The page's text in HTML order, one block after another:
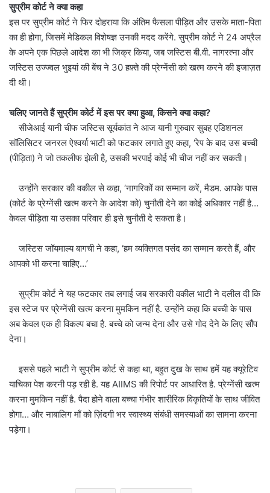
सुप्रीम कोर्ट ने क्या कहा
इस पर सुप्रीम कोर्ट ने फिर दोहराया कि अंतिम फैसला पीड़ित और उसके माता-पिता
का ही होगा, जिसमें मेडिकल विशेषज्ञ उनकी मदद करेंगे. सुप्रीम कोर्ट ने 24 अप्रैल
के अपने एक पिछले आदेश का भी जिक्र किया, जब जस्टिस बी.वी. नागरत्ना और
जस्टिस उज्ज्वल भुइयां की बेंच ने 30 हफ़्ते की प्रेग्नेंसी को खत्म करने की इजाज़त
दी थी।
चलिए जानते हैं सुप्रीम कोर्ट में इस पर क्या हुआ, किसने क्या कहा?
सीजेआई यानी चीफ जस्टिस सूर्यकांत ने आज यानी गुरुवार सुबह एडिशनल
सॉलिसिटर जनरल ऐश्वर्या भाटी को फटकार लगाते हुए कहा, ‘रेप के बाद उस बच्ची
(पीड़िता) ने जो तकलीफ झेली है, उसकी भरपाई कोई भी चीज नहीं कर सकती।
उन्होंने सरकार की वकील से कहा, ‘नागरिकों का सम्मान करें, मैडम. आपके पास
(कोर्ट के प्रेग्नेंसी खत्म करने के आदेश को) चुनौती देने का कोई अधिकार नहीं है…
केवल पीड़िता या उसका परिवार ही इसे चुनौती दे सकता है।
जस्टिस जॉयमाल्य बागची ने कहा, ‘हम व्यक्तिगत पसंद का सम्मान करते हैं, और
आपको भी करना चाहिए…’
सुप्रीम कोर्ट ने यह फटकार तब लगाई जब सरकारी वकील भाटी ने दलील दी कि
इस स्टेज पर प्रेग्नेंसी खत्म करना मुमकिन नहीं है. उन्होंने कहा कि बच्ची के पास
अब केवल एक ही विकल्प बचा है. बच्चे को जन्म देना और उसे गोद देने के लिए सौंप
देना।
इससे पहले भाटी ने सुप्रीम कोर्ट से कहा था, बहुत दुख के साथ हमें यह क्यूरेटिव
याचिका पेश करनी पड़ रही है. यह AIIMS की रिपोर्ट पर आधारित है. प्रेग्नेंसी खत्म
करना मुमकिन नहीं है. पैदा होने वाला बच्चा गंभीर शारीरिक विकृतियों के साथ जीवित
होगा… और नाबालिग माँ को ज़िंदगी भर स्वास्थ्य संबंधी समस्याओं का सामना करना
पड़ेगा।